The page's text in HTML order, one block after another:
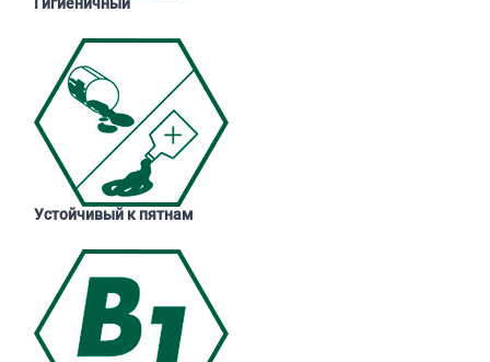
Устойчивый к пятнам